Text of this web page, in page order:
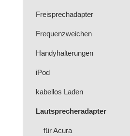
Freisprechadapter
Frequenzweichen
Handyhalterungen
iPod
kabellos Laden
Lautsprecheradapter
für Acura